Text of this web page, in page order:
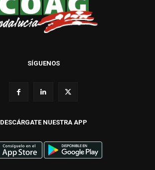
SÍGUENOS
DESCÁRGATE NUESTRA APP